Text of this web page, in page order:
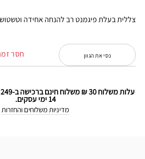
צללית בעלת פיגמנט רב להנחה אחידה
חסר נסי את הגוון
14 ימי עסקים.
מדיניות משלוחים והחזרות